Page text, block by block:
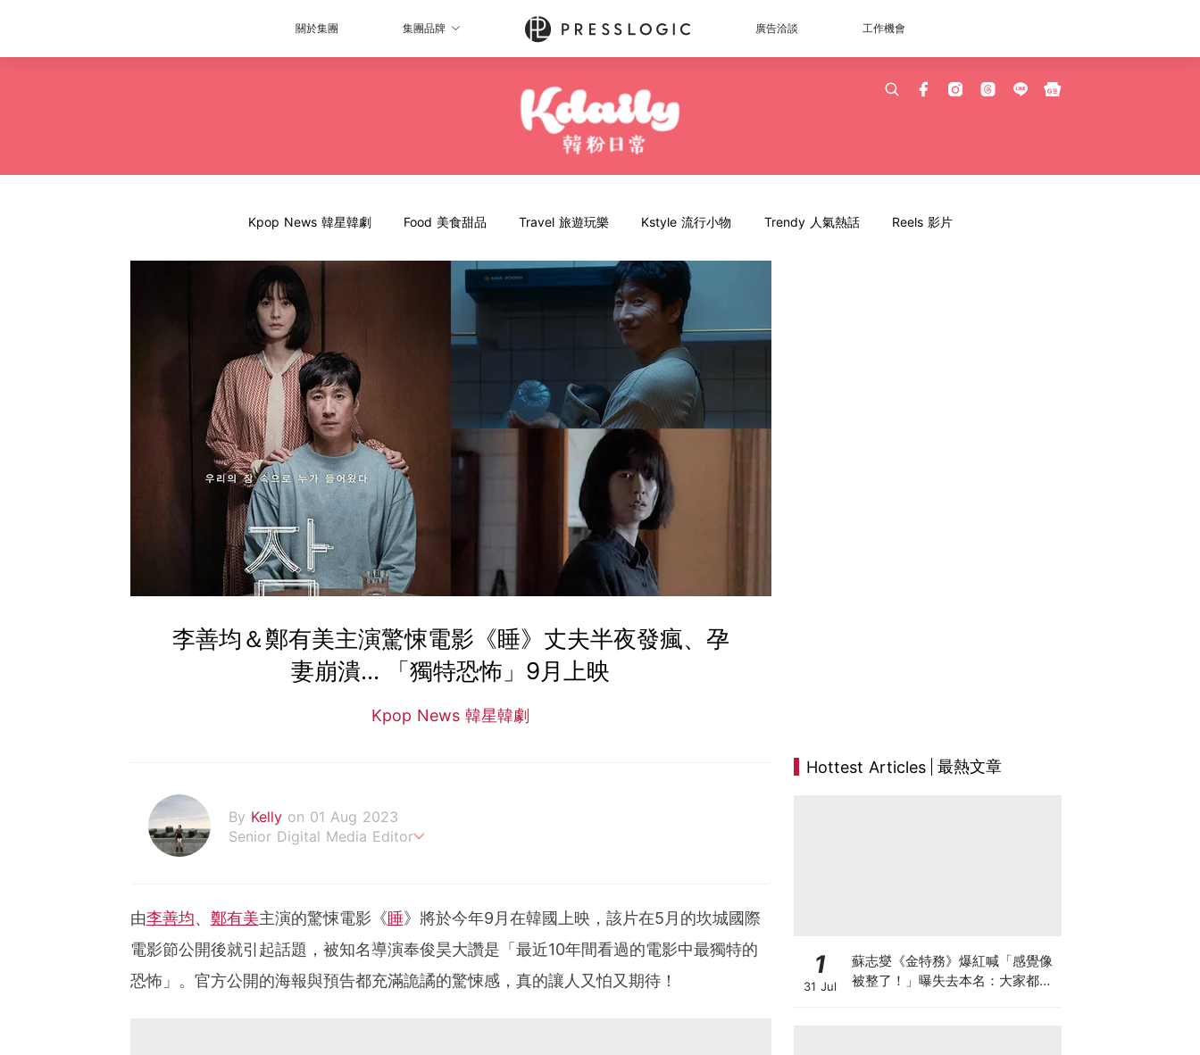
關於集團 集團品牌 廣告洽談 工作機會
Kpop News 韓星韓劇 Food 美食甜品 Travel 旅遊玩樂 Kstyle 流行小物 Trendy 人氣熱話 Reels 影片
李善均＆鄭有美主演驚悚電影《睡》丈夫半夜發瘋、孕
妻崩潰... 「獨特恐怖」9月上映
Kpop News 韓星韓劇
By Kelly on 01 Aug 2023
Senior Digital Media Editor
由李善均、 鄭有美主演的驚悚電影《睡》將於今年9月在韓國上映，該片在5月的坎城國際
電影節公開後就引起話題，被知名導演奉俊昊大讚是「最近10年間看過的電影中最獨特的
恐怖」。官方公開的海報與預告都充滿詭譎的驚悚感，真的讓人又怕又期待！
Hottest Articles 最熱文章
1
31 Jul
蘇志燮《金特務》爆紅喊「感覺像
被整了！」曝失去本名：大家都叫